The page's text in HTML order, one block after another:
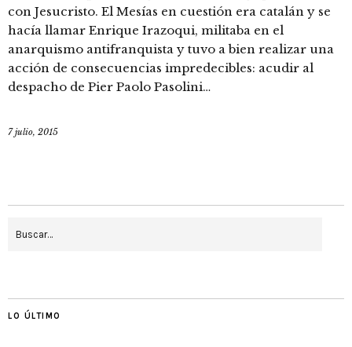
con Jesucristo. El Mesías en cuestión era catalán y se
hacía llamar Enrique Irazoqui, militaba en el
anarquismo antifranquista y tuvo a bien realizar una
acción de consecuencias impredecibles: acudir al
despacho de Pier Paolo Pasolini…
7 julio, 2015
LO ÚLTIMO